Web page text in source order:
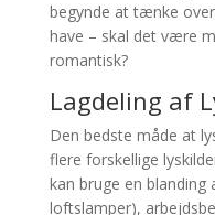
begynde at tænke
have – skal det være
romantisk?
Lagdeling af
Den bedste måde at
flere forskellige
kan bruge en blanding
loftslamper),